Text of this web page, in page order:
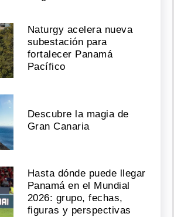
Naturgy acelera nueva
subestación para
fortalecer Panamá
Pacífico
Descubre la magia de
Gran Canaria
Hasta dónde puede llegar
Panamá en el Mundial
2026: grupo, fechas,
figuras y perspectivas